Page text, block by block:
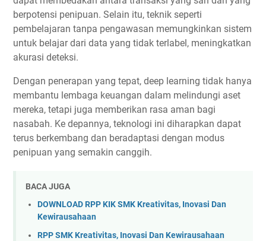
berpotensi penipuan. Selain itu, teknik seperti
pembelajaran tanpa pengawasan memungkinkan sistem
untuk belajar dari data yang tidak terlabel, meningkatkan
akurasi deteksi.
Dengan penerapan yang tepat, deep learning tidak hanya
membantu lembaga keuangan dalam melindungi aset
mereka, tetapi juga memberikan rasa aman bagi
nasabah. Ke depannya, teknologi ini diharapkan dapat
terus berkembang dan beradaptasi dengan modus
penipuan yang semakin canggih.
BACA JUGA
DOWNLOAD RPP KIK SMK Kreativitas, Inovasi Dan
Kewirausahaan
RPP SMK Kreativitas, Inovasi Dan Kewirausahaan